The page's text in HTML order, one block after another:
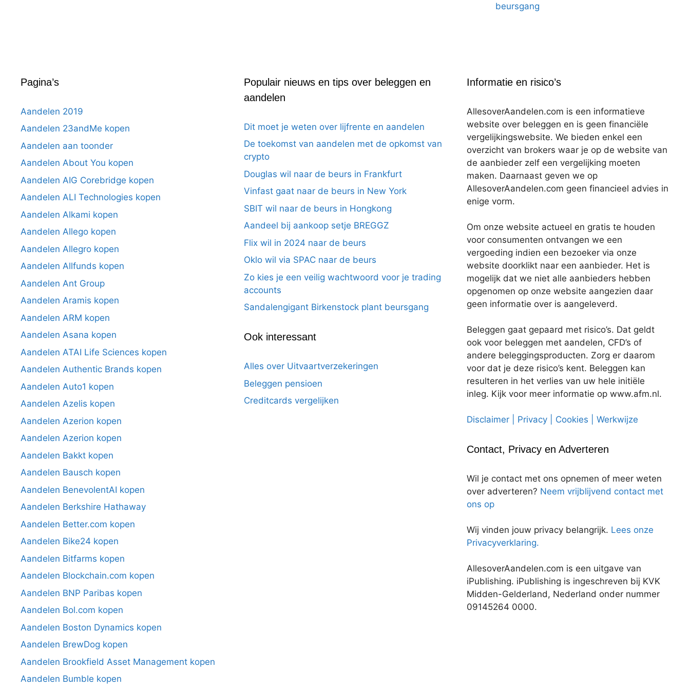
beursgang
Pagina’s
Aandelen 2019
Aandelen 23andMe kopen
Aandelen aan toonder
Aandelen About You kopen
Aandelen AIG Corebridge kopen
Aandelen ALI Technologies kopen
Aandelen Alkami kopen
Aandelen Allego kopen
Aandelen Allegro kopen
Aandelen Allfunds kopen
Aandelen Ant Group
Aandelen Aramis kopen
Aandelen ARM kopen
Aandelen Asana kopen
Aandelen ATAI Life Sciences kopen
Aandelen Authentic Brands kopen
Aandelen Auto1 kopen
Aandelen Azelis kopen
Aandelen Azerion kopen
Aandelen Azerion kopen
Aandelen Bakkt kopen
Aandelen Bausch kopen
Aandelen BenevolentAI kopen
Aandelen Berkshire Hathaway
Aandelen Better.com kopen
Aandelen Bike24 kopen
Aandelen Bitfarms kopen
Aandelen Blockchain.com kopen
Aandelen BNP Paribas kopen
Aandelen Bol.com kopen
Aandelen Boston Dynamics kopen
Aandelen BrewDog kopen
Aandelen Brookfield Asset Management kopen
Aandelen Bumble kopen
Populair nieuws en tips over beleggen en
aandelen
Dit moet je weten over lijfrente en aandelen
De toekomst van aandelen met de opkomst van
crypto
Douglas wil naar de beurs in Frankfurt
Vinfast gaat naar de beurs in New York
SBIT wil naar de beurs in Hongkong
Aandeel bij aankoop setje BREGGZ
Flix wil in 2024 naar de beurs
Oklo wil via SPAC naar de beurs
Zo kies je een veilig wachtwoord voor je trading
accounts
Sandalengigant Birkenstock plant beursgang
Ook interessant
Alles over Uitvaartverzekeringen
Beleggen pensioen
Creditcards vergelijken
Informatie en risico’s
AllesoverAandelen.com is een informatieve
website over beleggen en is geen financiële
vergelijkingswebsite. We bieden enkel een
overzicht van brokers waar je op de website van
de aanbieder zelf een vergelijking moeten
maken. Daarnaast geven we op
AllesoverAandelen.com geen financieel advies in
enige vorm.
Om onze website actueel en gratis te houden
voor consumenten ontvangen we een
vergoeding indien een bezoeker via onze
website doorklikt naar een aanbieder. Het is
mogelijk dat we niet alle aanbieders hebben
opgenomen op onze website aangezien daar
geen informatie over is aangeleverd.
Beleggen gaat gepaard met risico’s. Dat geldt
ook voor beleggen met aandelen, CFD’s of
andere beleggingsproducten. Zorg er daarom
voor dat je deze risico’s kent. Beleggen kan
resulteren in het verlies van uw hele initiële
inleg. Kijk voor meer informatie op www.afm.nl.
Disclaimer | Privacy | Cookies | Werkwijze
Contact, Privacy en Adverteren
Wil je contact met ons opnemen of meer weten
over adverteren? Neem vrijblijvend contact met
ons op
Wij vinden jouw privacy belangrijk. Lees onze
Privacyverklaring.
AllesoverAandelen.com is een uitgave van
iPublishing. iPublishing is ingeschreven bij KVK
Midden-Gelderland, Nederland onder nummer
09145264 0000.